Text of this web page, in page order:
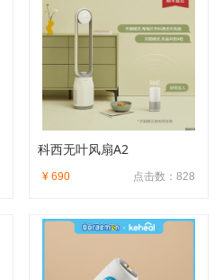
科西无叶风扇A2
点击数：828
¥ 690